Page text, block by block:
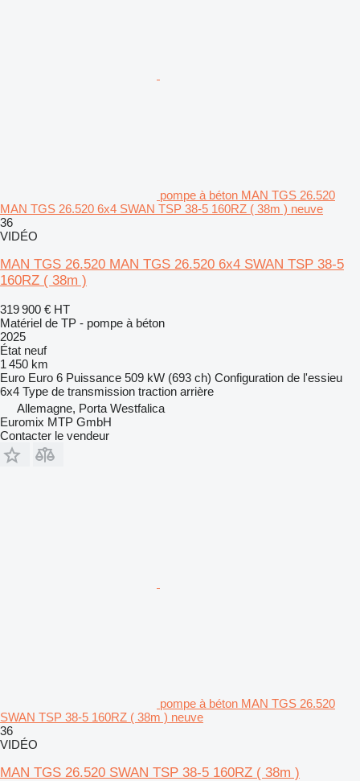
pompe à béton MAN TGS 26.520
MAN TGS 26.520 6x4 SWAN TSP 38-5 160RZ ( 38m ) neuve
36
VIDÉO
MAN TGS 26.520 MAN TGS 26.520 6x4 SWAN TSP 38-5
160RZ ( 38m )
319 900 € HT
Matériel de TP - pompe à béton
2025
État neuf
1 450 km
Euro Euro 6 Puissance 509 kW (693 ch) Configuration de l'essieu
6x4 Type de transmission traction arrière
Allemagne, Porta Westfalica
Euromix MTP GmbH
Contacter le vendeur
pompe à béton MAN TGS 26.520
SWAN TSP 38-5 160RZ ( 38m ) neuve
36
VIDÉO
MAN TGS 26.520 SWAN TSP 38-5 160RZ ( 38m )